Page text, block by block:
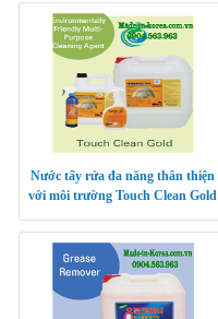
Nước tẩy rửa đa năng thân thiện
với môi trường Touch Clean Gold